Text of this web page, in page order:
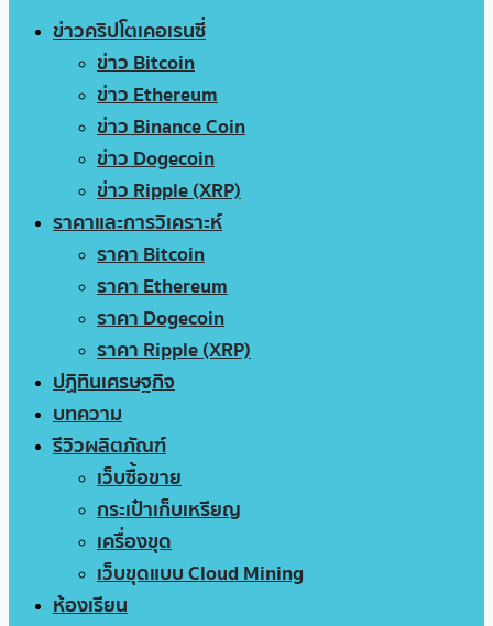
ข่าวคริปโตเคอเรนซี่
ข่าว Bitcoin
ข่าว Ethereum
ข่าว Binance Coin
ข่าว Dogecoin
ข่าว Ripple (XRP)
ราคาและการวิเคราะห์
ราคา Bitcoin
ราคา Ethereum
ราคา Dogecoin
ราคา Ripple (XRP)
ปฏิทินเศรษฐกิจ
บทความ
รีวิวผลิตภัณฑ์
เว็บซื้อขาย
กระเป๋าเก็บเหรียญ
เครื่องขุด
เว็บขุดแบบ Cloud Mining
ห้องเรียน